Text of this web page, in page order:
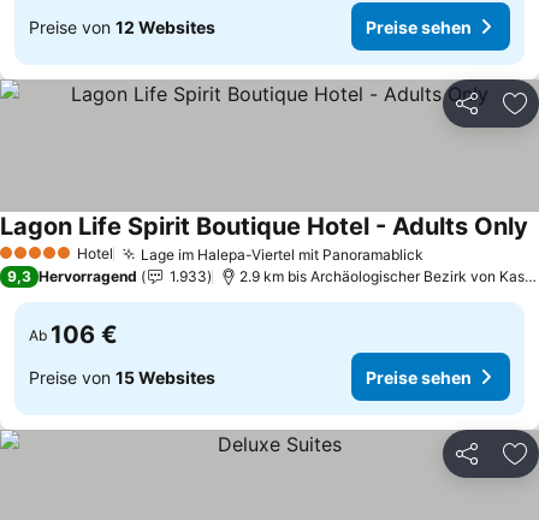
Preise von 12 Websites Preise sehen
Teilen
5 Sterne Hotel Lage im Halepa-Viertel mit Panoramablick
Lagon Life Spirit Boutique Hotel - Adults Only
9,3 Hervorragend 1.933 2.9 km bis Archäologischer Bezirk von
Ab 106 €
Preise von 15 Websites Preise sehen
Teilen